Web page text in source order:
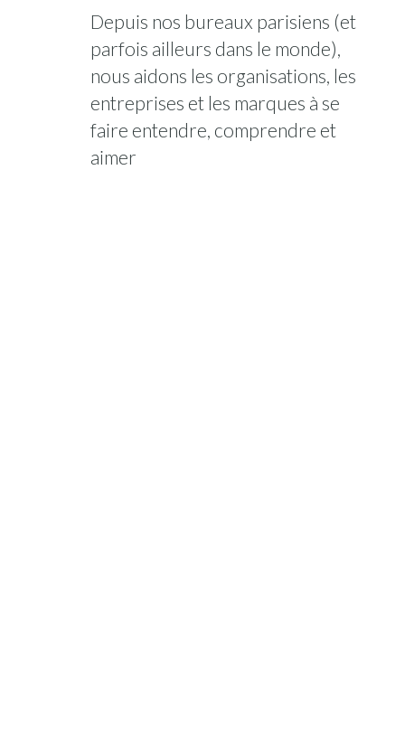
Depuis nos bureaux parisiens (et
parfois ailleurs dans le monde),
nous aidons les organisations, les
entreprises et les marques à se
faire entendre, comprendre et
aimer